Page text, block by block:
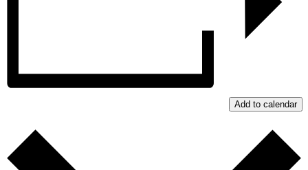
Add to calendar